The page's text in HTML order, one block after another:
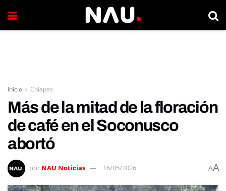
Inicio Chiapas
Más de la mitad de la floración
de café en el Soconusco
abortó
por NAU Noticias 16/05/2026 AA